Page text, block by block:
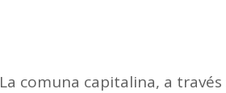
La comuna capitalina, a